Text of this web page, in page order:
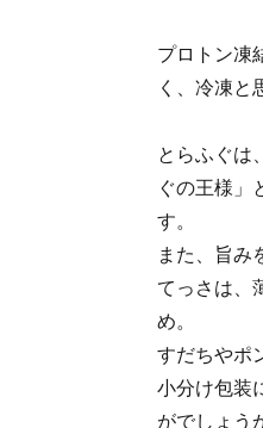
プロトン凍
く、冷凍と
とらふぐは
ぐの王様」
す。
また、旨み
てっさは、
め。
すだちやポ
小分け包装
がでしょう